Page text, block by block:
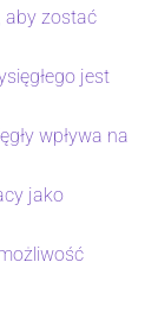
aby zostać
jest
wpływa na
jako